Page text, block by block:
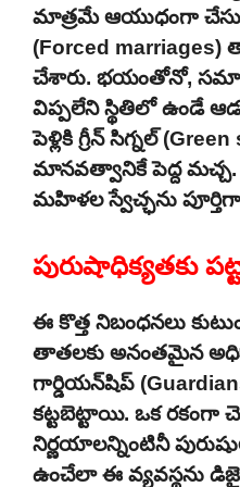
మాత్రమే ఆయుధంగా
(Forced marriages)
చేశారు. భయంతోనో,
విప్పలేని స్థితిలో ఉండే
పెళ్లికి గ్రీన్ సిగ్నల్
మానవత్వానికే పెద్ద
మహిళల స్వేచ్ఛను
పురుషాధిక్యతకు
ఈ కొత్త నిబంధనలు
తాతలకు అనంతమైన
గార్డియన్‌షిప్
కట్టబెట్టాయి. ఒక
నిర్ణయాలన్నింటినీ
ఉంచేలా ఈ వ్యవస్థను